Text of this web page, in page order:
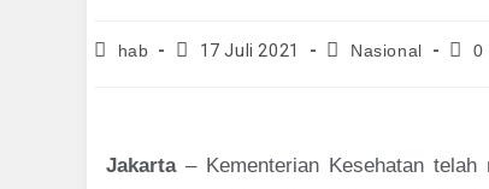
hab 17 Juli 2021 Nasional 0
Jakarta– Kementerian Kesehatan telah